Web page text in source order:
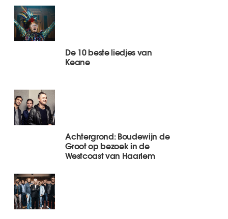
De 10 beste liedjes van
Keane
Achtergrond: Boudewijn de
Groot op bezoek in de
Westcoast van Haarlem